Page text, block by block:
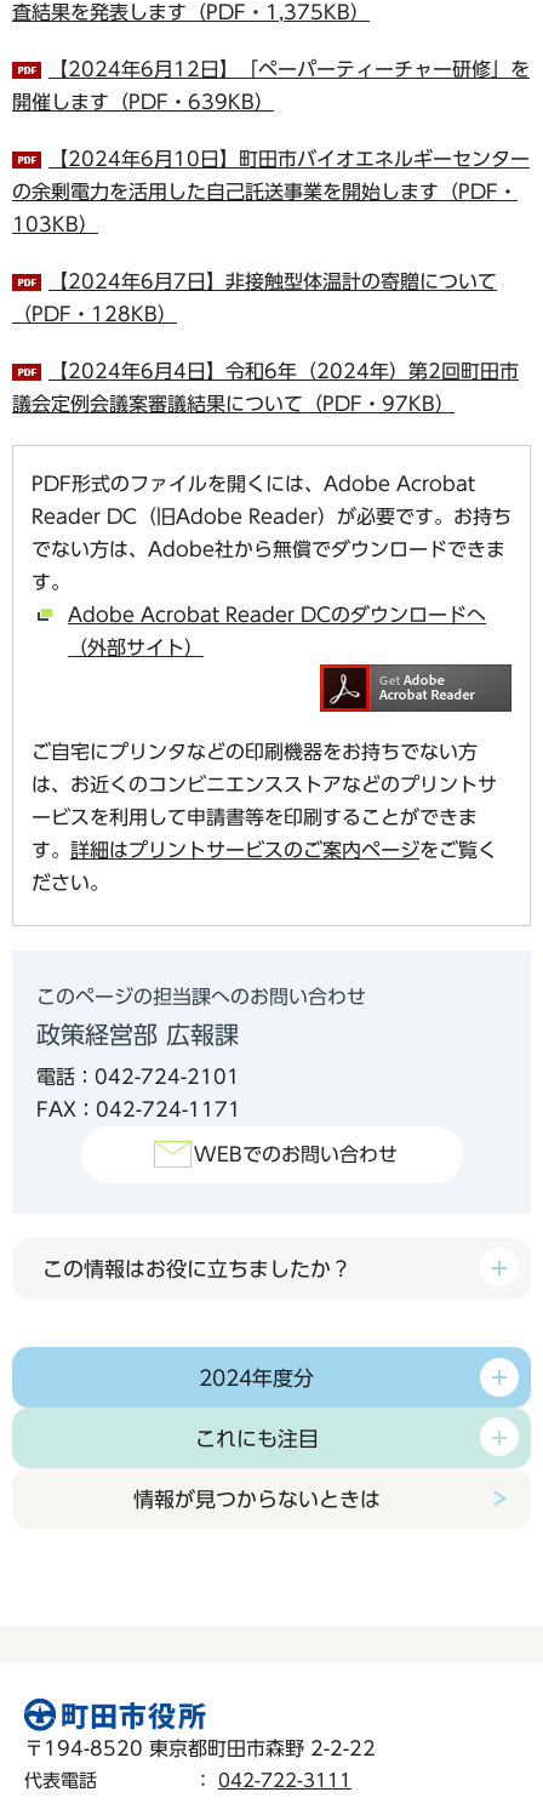
査結果を発表します（PDF・1,375KB）
【2024年6月12日】「ペーパーティーチャー研修」を
開催します（PDF・639KB）
【2024年6月10日】町田市バイオエネルギーセンター
の余剰電力を活用した自己託送事業を開始します（PDF・
103KB）
【2024年6月7日】非接触型体温計の寄贈について
（PDF・128KB）
【2024年6月4日】令和6年（2024年）第2回町田市
議会定例会議案審議結果について（PDF・97KB）
PDF形式のファイルを開くには、Adobe Acrobat
Reader DC（旧Adobe Reader）が必要です。お持ち
でない方は、Adobe社から無償でダウンロードできま
す。
Adobe Acrobat Reader DCのダウンロードへ
（外部サイト）
ご自宅にプリンタなどの印刷機器をお持ちでない方
は、お近くのコンビニエンスストアなどのプリントサ
ービスを利用して申請書等を印刷することができま
す。 詳細はプリントサービスのご案内ページをご覧く
ださい。
このページの担当課へのお問い合わせ
政策経営部 広報課
電話：042-724-2101
FAX：042-724-1171
WEBでのお問い合わせ
この情報はお役に立ちましたか？
2024年度分
これにも注目
情報が見つからないときは
〒194-8520 東京都町田市森野 2-2-22
代表電話 ： 042-722-3111